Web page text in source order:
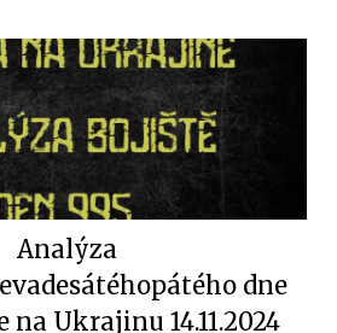
Analýza
dne
na Ukrajinu 14.11.2024